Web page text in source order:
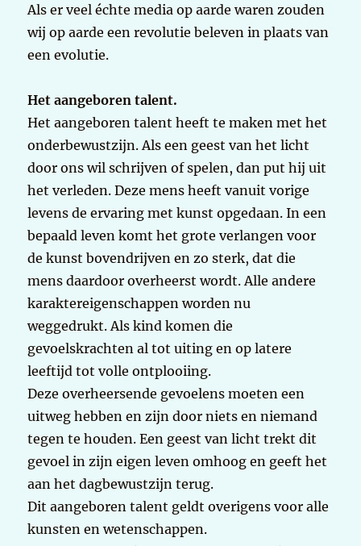
Als er veel échte media op aarde waren zouden
wij op aarde een revolutie beleven in plaats van
een evolutie.
Het aangeboren talent.
Het aangeboren talent heeft te maken met het
onderbewustzijn. Als een geest van het licht
door ons wil schrijven of spelen, dan put hij uit
het verleden. Deze mens heeft vanuit vorige
levens de ervaring met kunst opgedaan. In een
bepaald leven komt het grote verlangen voor
de kunst bovendrijven en zo sterk, dat die
mens daardoor overheerst wordt. Alle andere
karaktereigenschappen worden nu
weggedrukt. Als kind komen die
gevoelskrachten al tot uiting en op latere
leeftijd tot volle ontplooiing.
Deze overheersende gevoelens moeten een
uitweg hebben en zijn door niets en niemand
tegen te houden. Een geest van licht trekt dit
gevoel in zijn eigen leven omhoog en geeft het
aan het dagbewustzijn terug.
Dit aangeboren talent geldt overigens voor alle
kunsten en wetenschappen.